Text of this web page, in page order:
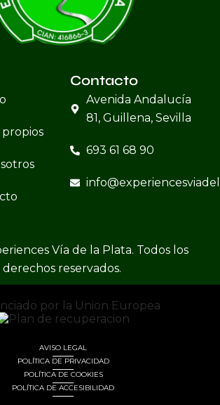
Contacto
Avenida Andalucía
81, Guillena, Sevilla
693 61 68 90
Vía de la Plata. Todos los
derechos reservados.
AVISO LEGAL
POLÍTICA DE PRIVACIDAD
POLÍTICA DE COOKIES
POLÍTICA DE ACCESIBILIDAD